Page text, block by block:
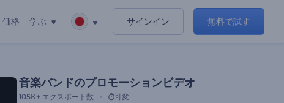
価格 学ぶ サインイン 無料で試す
音楽バンドのプロモーションビデオ
105K+ エクスポート数 可変